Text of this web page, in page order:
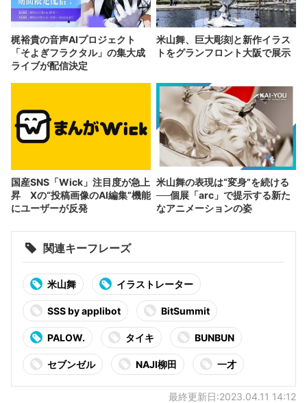
梶裕貴の音声AIプロジェクト
「そよぎフラクタル」の集大成
ライブが配信決定
米山舞、巨大彫刻と新作イラス
トをグランフロント大阪で展示
国産SNS「Wick」注目度が急上
昇 Xの“投稿画像のAI編集”機能
にユーザーが反発
米山舞の表現は“変身”を続ける
──個展「arc」で提示する新た
なアニメーションの姿
関連キーフレーズ
米山舞 イラストレーター
SSS by applibot BitSummit
PALOW. タイキ BUNBUN
セブンゼル NAJI柳田 一才
最終更新日:2023.04.11 14:12